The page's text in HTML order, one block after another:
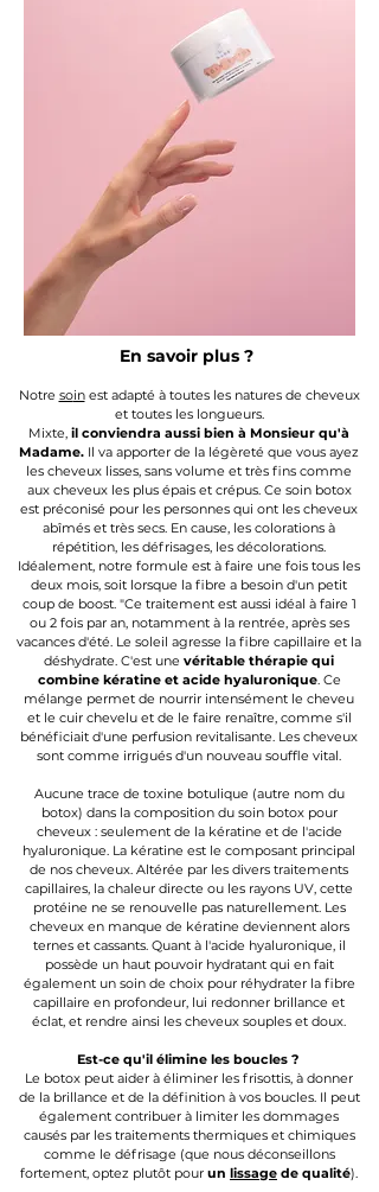
En savoir plus ?
Notre soinest adapté à toutes les natures de cheveux
et toutes les longueurs.
Mixte, il conviendra aussi bien à Monsieur qu'à
Madame. Il va apporter de la légèreté que vous ayez
les cheveux lisses, sans volume et très fins comme
aux cheveux les plus épais et crépus. Ce soin botox
est préconisé pour les personnes qui ont les cheveux
abîmés et très secs. En cause, les colorations à
répétition, les défrisages, les décolorations.
Idéalement, notre formule est à faire une fois tous les
deux mois, soit lorsque la fibre a besoin d'un petit
coup de boost. "Ce traitement est aussi idéal à faire 1
ou 2 fois par an, notamment à la rentrée, après ses
vacances d'été. Le soleil agresse la fibre capillaire et la
déshydrate. C'est une véritable thérapie qui
combine kératine et acide hyaluronique. Ce
mélange permet de nourrir intensément le cheveu
et le cuir chevelu et de le faire renaître, comme s'il
bénéficiait d'une perfusion revitalisante. Les cheveux
sont comme irrigués d'un nouveau souffle vital.
Aucune trace de toxine botulique (autre nom du
botox) dans la composition du soin botox pour
cheveux : seulement de la kératine et de l'acide
hyaluronique. La kératine est le composant principal
de nos cheveux. Altérée par les divers traitements
capillaires, la chaleur directe ou les rayons UV, cette
protéine ne se renouvelle pas naturellement. Les
cheveux en manque de kératine deviennent alors
ternes et cassants. Quant à l'acide hyaluronique, il
possède un haut pouvoir hydratant qui en fait
également un soin de choix pour réhydrater la fibre
capillaire en profondeur, lui redonner brillance et
éclat, et rendre ainsi les cheveux souples et doux.
Est-ce qu'il élimine les boucles ?
Le botox peut aider à éliminer les frisottis, à donner
de la brillance et de la définition à vos boucles. Il peut
également contribuer à limiter les dommages
causés par les traitements thermiques et chimiques
comme le défrisage (que nous déconseillons
fortement, optez plutôt pour un lissage de qualité).